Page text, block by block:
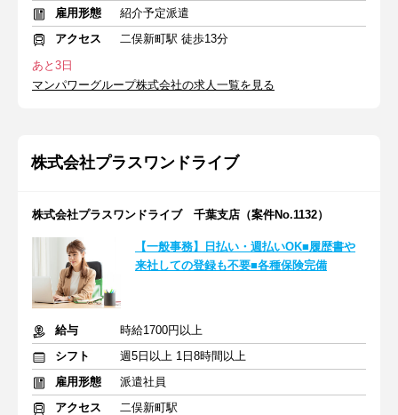
雇用形態
紹介予定派遣
アクセス
二俣新町駅 徒歩13分
あと3日
マンパワーグループ株式会社の求人一覧を見る
株式会社プラスワンドライブ
株式会社プラスワンドライブ 千葉支店（案件No.1132）
【一般事務】日払い・週払いOK■履歴書や
来社しての登録も不要■各種保険完備
給与
時給1700円以上
シフト
週5日以上 1日8時間以上
雇用形態
派遣社員
アクセス
二俣新町駅